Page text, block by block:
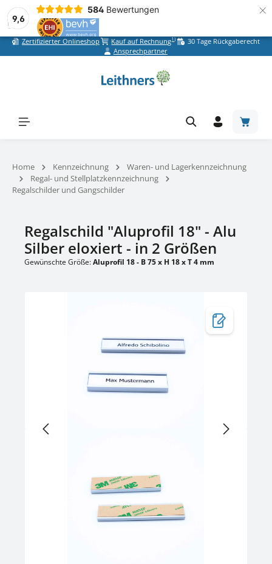
9,6
584 Bewertungen ×
Zum Hauptinhalt springen
Zertifizierter Onlineshop Kauf auf Rechnung1)
30 Tage Rückgaberecht
Ansprechpartner
Home Kennzeichnung
Waren- und Lagerkennzeichnung
Regal- und Stellplatzkennzeichnung
Regalschilder und Gangschilder
Regalschild "Aluprofil 18" - Alu
Silber eloxiert - in 2 Größen
Gewünschte Größe:Aluprofil 18 - B 75 x H 18 x T 4 mm